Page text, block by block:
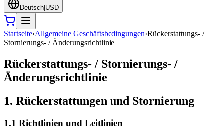
Deutsch USD
Startseite›Allgemeine Geschäftsbedingungen›Rückerstattungs- /
Stornierungs- / Änderungsrichtlinie
Rückerstattungs- / Stornierungs- /
Änderungsrichtlinie
1. Rückerstattungen und Stornierung
1.1 Richtlinien und Leitlinien